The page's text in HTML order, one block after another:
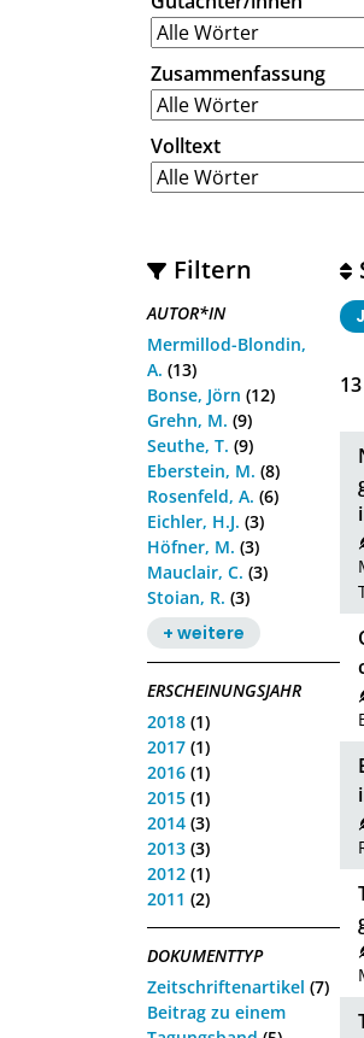
Zusammenfassung
Volltext
Filtern
AUTOR*IN
Mermillod-Blondin,
A. (13)
Bonse, Jörn (12)
Grehn, M. (9)
Seuthe, T. (9)
Eberstein, M. (8)
Rosenfeld, A. (6)
Eichler, H.J. (3)
Höfner, M. (3)
Mauclair, C. (3)
Stoian, R. (3)
+ weitere
ERSCHEINUNGSJAHR
2018 (1)
2017 (1)
2016 (1)
2015 (1)
2014 (3)
2013 (3)
2012 (1)
2011 (2)
DOKUMENTTYP
Zeitschriftenartikel (7)
Beitrag zu einem
13